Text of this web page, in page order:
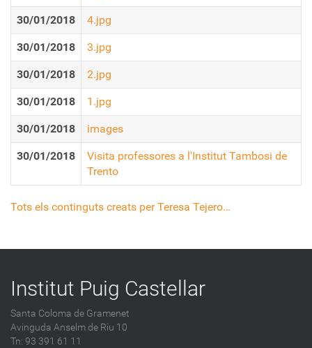
30/01/2018 4.jpg
30/01/2018 3.jpg
30/01/2018 2.jpg
30/01/2018 1.jpg
30/01/2018 images
30/01/2018
Visita professores a l'Institut Tambosi de
Trento
Tots els continguts creats per Teresa Tejero…
Institut Puig Castellar
Santa Coloma de Gramenet
Avinguda Anselm de Riu 10
Tn: 93 391 61 11